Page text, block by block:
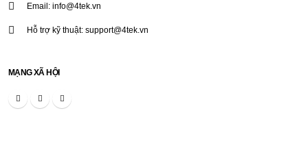
Email: info@4tek.vn
Hỗ trợ kỹ thuật: support@4tek.vn
MẠNG XÃ HỘI